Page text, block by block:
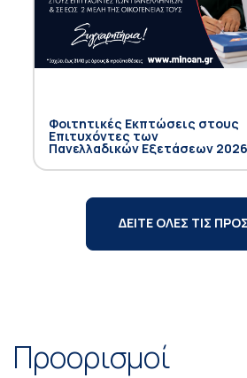
Φοιτητικές Εκπτώσεις στους
Επιτυχόντες των
Πανελλαδικών Εξετάσεων 2026
ΔΕΙΤΕ ΟΛΕΣ ΤΙΣ
Προορισμοί